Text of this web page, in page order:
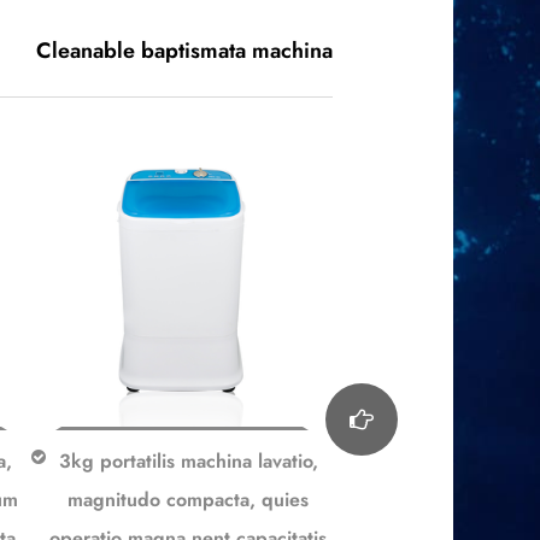
Cleanable baptismata machina
3kg portatilis machina lavatio,
magnitudo compacta, quies
Lava & telas